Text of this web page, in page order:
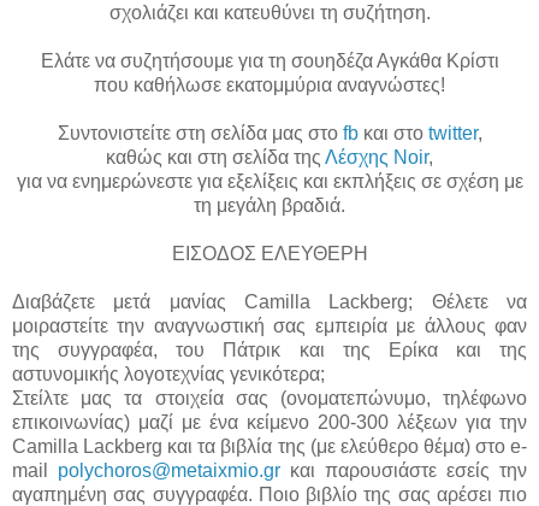
σχολιάζει και κατευθύνει τη συζήτηση.
Ελάτε να συζητήσουμε για τη σουηδέζα Αγκάθα Κρίστι
που καθήλωσε εκατομμύρια αναγνώστες!
Συντονιστείτε στη σελίδα μας στο fbκαι στο twitter,
καθώς και στη σελίδα της Λέσχης Noir,
για να ενημερώνεστε για εξελίξεις και εκπλήξεις σε σχέση με
τη μεγάλη βραδιά.
ΕΙΣΟΔΟΣ ΕΛΕΥΘΕΡΗ
Διαβάζετε μετά μανίας Camilla Lackberg; Θέλετε να
μοιραστείτε την αναγνωστική σας εμπειρία με άλλους φαν
της συγγραφέα, του Πάτρικ και της Ερίκα και της
αστυνομικής λογοτεχνίας γενικότερα;
Στείλτε μας τα στοιχεία σας (ονοματεπώνυμο, τηλέφωνο
επικοινωνίας) μαζί με ένα κείμενο 200-300 λέξεων για την
Camilla Lackberg και τα βιβλία της (με ελεύθερο θέμα) στο e-
mail polychoros@metaixmio.gr και παρουσιάστε εσείς την
αγαπημένη σας συγγραφέα. Ποιο βιβλίο της σας αρέσει πιο